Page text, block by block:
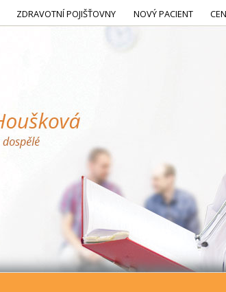
ZDRAVOTNÍ POJIŠŤOVNY NOVÝ PACIENT